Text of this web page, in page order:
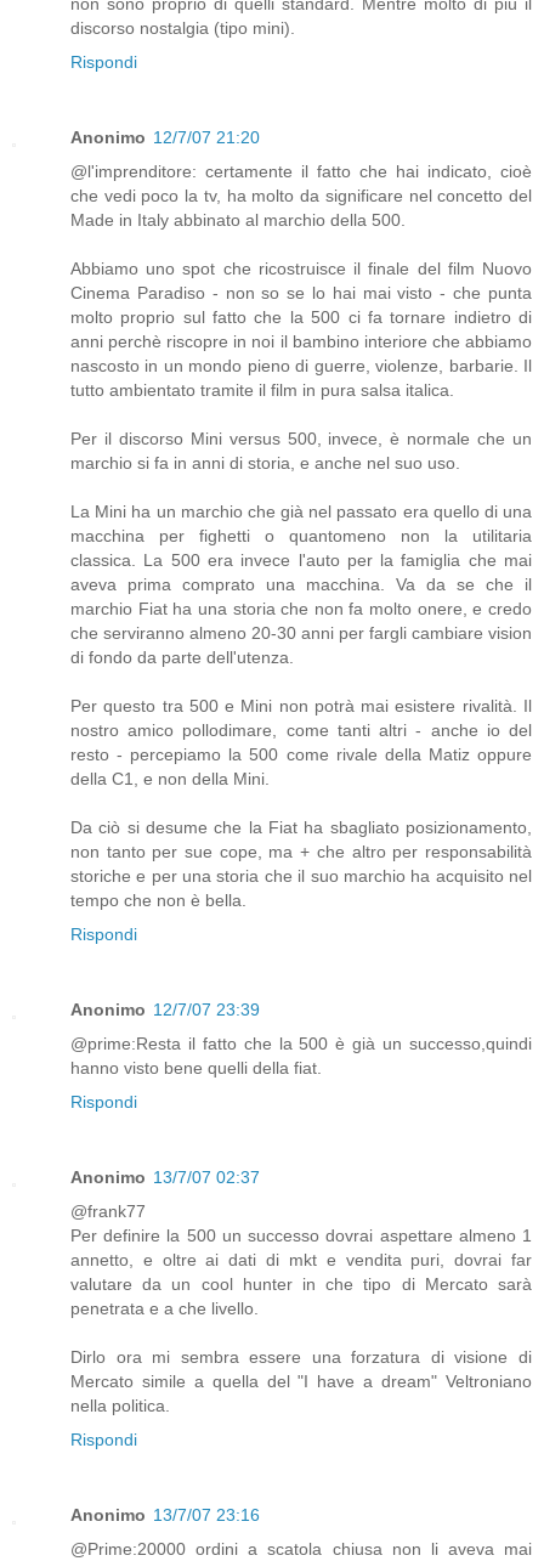
discorso nostalgia (tipo mini).
Rispondi
Anonimo 12/7/07 21:20
@l'imprenditore: certamente il fatto che hai indicato, cioè
che vedi poco la tv, ha molto da significare nel concetto del
Made in Italy abbinato al marchio della 500.
Abbiamo uno spot che ricostruisce il finale del film Nuovo
Cinema Paradiso - non so se lo hai mai visto - che punta
molto proprio sul fatto che la 500 ci fa tornare indietro di
anni perchè riscopre in noi il bambino interiore che abbiamo
nascosto in un mondo pieno di guerre, violenze, barbarie. Il
tutto ambientato tramite il film in pura salsa italica.
Per il discorso Mini versus 500, invece, è normale che un
marchio si fa in anni di storia, e anche nel suo uso.
La Mini ha un marchio che già nel passato era quello di una
macchina per fighetti o quantomeno non la utilitaria
classica. La 500 era invece l'auto per la famiglia che mai
aveva prima comprato una macchina. Va da se che il
marchio Fiat ha una storia che non fa molto onere, e credo
che serviranno almeno 20-30 anni per fargli cambiare vision
di fondo da parte dell'utenza.
Per questo tra 500 e Mini non potrà mai esistere rivalità. Il
nostro amico pollodimare, come tanti altri - anche io del
resto - percepiamo la 500 come rivale della Matiz oppure
della C1, e non della Mini.
Da ciò si desume che la Fiat ha sbagliato posizionamento,
non tanto per sue cope, ma + che altro per responsabilità
storiche e per una storia che il suo marchio ha acquisito nel
tempo che non è bella.
Rispondi
Anonimo 12/7/07 23:39
@prime:Resta il fatto che la 500 è già un successo,quindi
hanno visto bene quelli della fiat.
Rispondi
Anonimo 13/7/07 02:37
@frank77
Per definire la 500 un successo dovrai aspettare almeno 1
annetto, e oltre ai dati di mkt e vendita puri, dovrai far
valutare da un cool hunter in che tipo di Mercato sarà
penetrata e a che livello.
Dirlo ora mi sembra essere una forzatura di visione di
Mercato simile a quella del "I have a dream" Veltroniano
nella politica.
Rispondi
Anonimo 13/7/07 23:16
@Prime:20000 ordini a scatola chiusa non li aveva mai